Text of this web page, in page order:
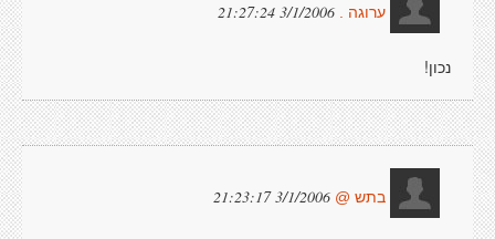
ערוגה . 3/1/2006 21:27:24
נכון!
בתש @ 3/1/2006 21:23:17